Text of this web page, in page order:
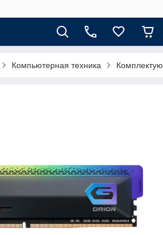
Компьютерная техника